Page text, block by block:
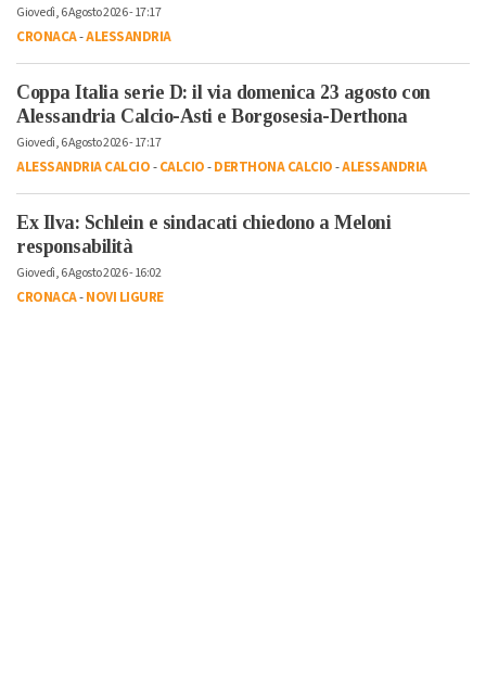
Giovedì, 6 Agosto 2026 - 17:17
CRONACA-ALESSANDRIA
Coppa Italia serie D: il via domenica 23 agosto con
Alessandria Calcio-Asti e Borgosesia-Derthona
Giovedì, 6 Agosto 2026 - 17:17
ALESSANDRIA CALCIO-CALCIO-DERTHONA CALCIO-ALESSANDRIA
Ex Ilva: Schlein e sindacati chiedono a Meloni
responsabilità
Giovedì, 6 Agosto 2026 - 16:02
CRONACA-NOVI LIGURE